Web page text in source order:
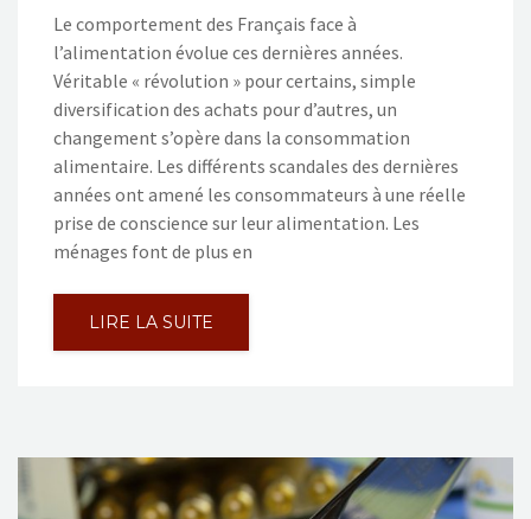
Le comportement des Français face à
l’alimentation évolue ces dernières années.
Véritable « révolution » pour certains, simple
diversification des achats pour d’autres, un
changement s’opère dans la consommation
alimentaire. Les différents scandales des dernières
années ont amené les consommateurs à une réelle
prise de conscience sur leur alimentation. Les
ménages font de plus en
LIRE LA SUITE